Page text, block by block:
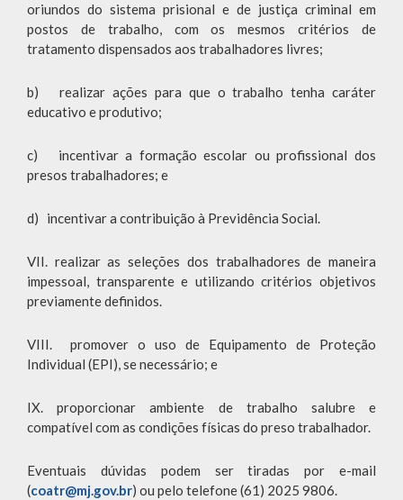
oriundos do sistema prisional e de justiça criminal em
postos de trabalho, com os mesmos critérios de
tratamento dispensados aos trabalhadores livres;
b) realizar ações para que o trabalho tenha caráter
educativo e produtivo;
c) incentivar a formação escolar ou profissional dos
presos trabalhadores; e
d) incentivar a contribuição à Previdência Social.
VII. realizar as seleções dos trabalhadores de maneira
impessoal, transparente e utilizando critérios objetivos
previamente definidos.
VIII. promover o uso de Equipamento de Proteção
Individual (EPI), se necessário; e
IX. proporcionar ambiente de trabalho salubre e
compatível com as condições físicas do preso trabalhador.
Eventuais dúvidas podem ser tiradas por e-mail
(coatr@mj.gov.br) ou pelo telefone (61) 2025 9806.